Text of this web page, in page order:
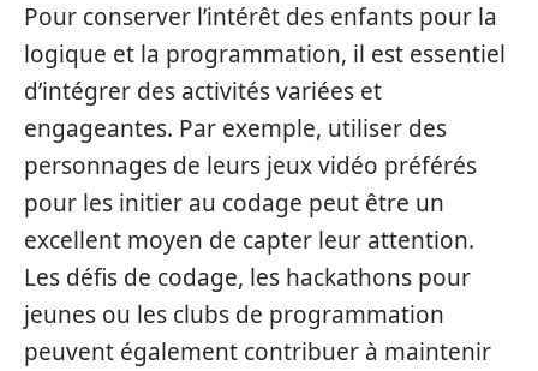
Pour conserver l’intérêt des enfants pour la
logique et la programmation, il est essentiel
d’intégrer des activités variées et
engageantes. Par exemple, utiliser des
personnages de leurs jeux vidéo préférés
pour les initier au codage peut être un
excellent moyen de capter leur attention.
Les défis de codage, les hackathons pour
jeunes ou les clubs de programmation
peuvent également contribuer à maintenir